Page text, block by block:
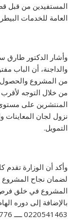
المستفيدين من قبل
العامة للخدمات
وأشار الدكتور طارق
والداجنة، أن الباب
من المشروع والحصول
من خلال التوجه
المنتشرين على
نزول لجان
التمويل.
وأكد أن الوزارة
لضمان نجاح المشروع
المشروع في خلق فرص
بالإضافة إلى دوره
0220541463 ــــ 01010344776